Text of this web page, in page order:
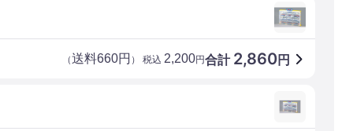
合計 2,860円
（送料660円 ） 税込 2,200円